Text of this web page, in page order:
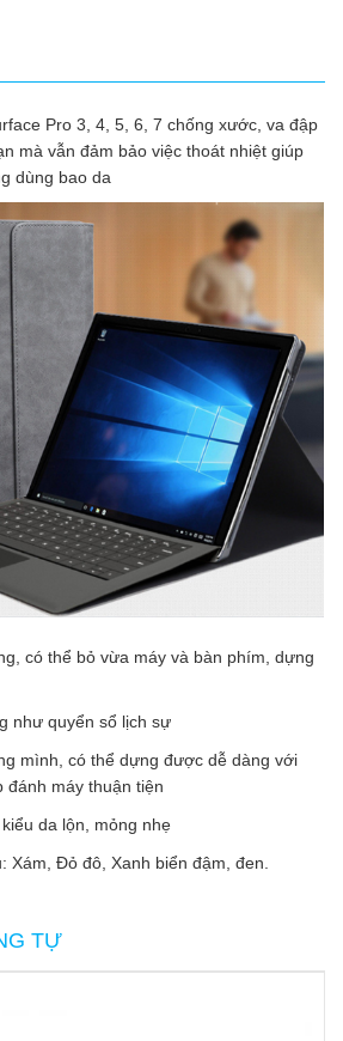
Pro 3, 4, 5, 6, 7 chống xước, va đập
mà vẫn đảm bảo việc thoát nhiệt giúp
dùng bao da
có thể bỏ vừa máy và bàn phím, dựng
như quyển sổ lịch sự
mình, có thể dựng được dễ dàng với
đánh máy thuận tiện
da lộn, mỏng nhẹ
Xám, Đỏ đô, Xanh biển đậm, đen.
TỰ